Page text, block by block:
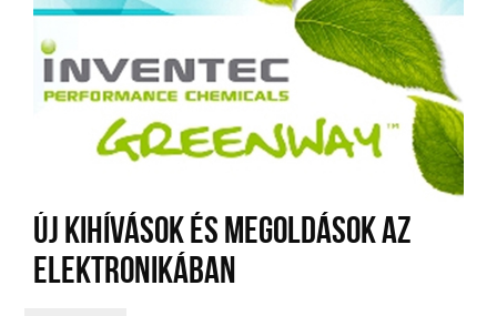
Új kihívások és megoldások az
elektronikában